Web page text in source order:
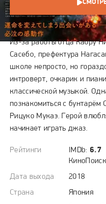
СЮЖЕТ
Из-за работы отца Каору
Сасебо, префектура
школе непросто, но
интроверт, очкарик и
классической музыкой.
познакомиться с бунтарём
Рицуко Мукаэ. Герой
начинает играть джаз.
Рейтинги IMDb: 6.7
Дата выхода
2018
Страна
Япония